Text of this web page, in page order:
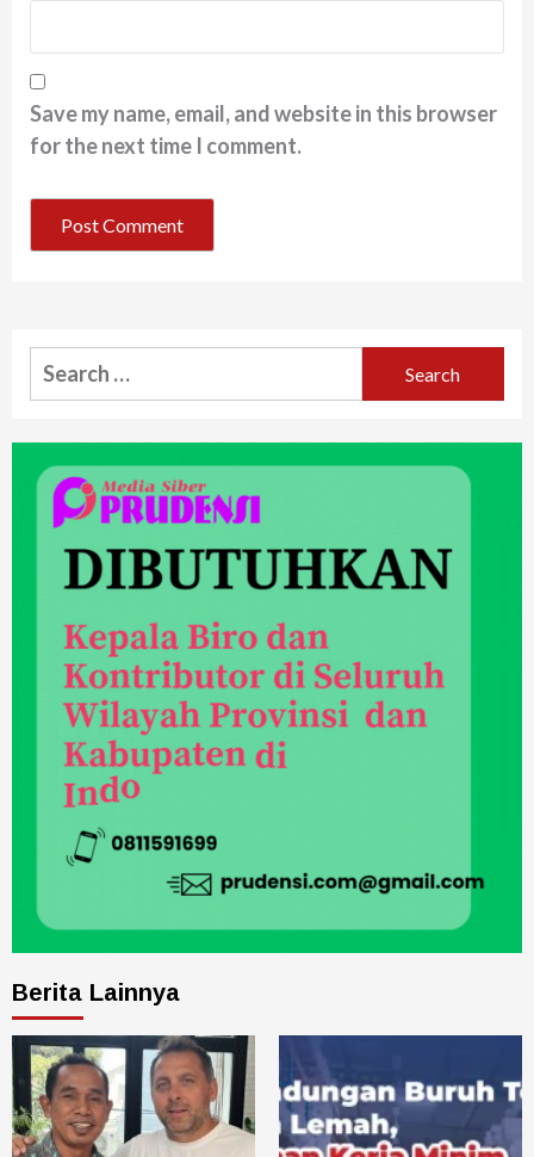
Save my name, email, and website in this browser
for the next time I comment.
Berita Lainnya